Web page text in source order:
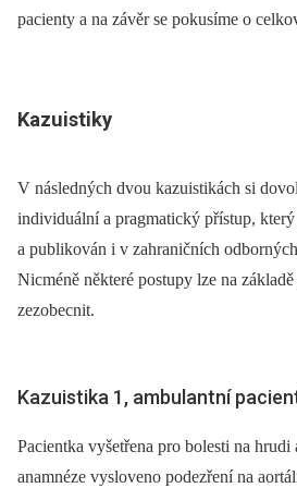
pacienty a na závěr se pokusíme o
Kazuistiky
V následných dvou kazuistikách si
individuální a pragmatický přístup, který
a publikován i v zahraničních
Nicméně některé postupy lze na
zezobecnit.
Kazuistika 1, ambulantní
Pacientka vyšetřena pro bolesti na
anamnéze vysloveno podezření na